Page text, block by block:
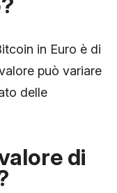
in Euro è di
può variare
delle
di